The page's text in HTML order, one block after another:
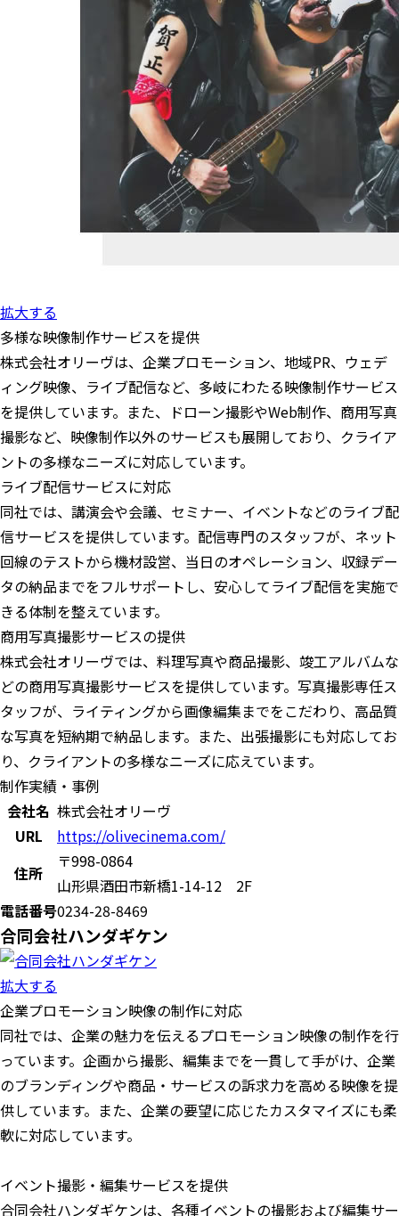
拡大する
多様な映像制作サービスを提供
株式会社オリーヴは、企業プロモーション、地域PR、ウェデ
ィング映像、ライブ配信など、多岐にわたる映像制作サービス
を提供しています。また、ドローン撮影やWeb制作、商用写真
撮影など、映像制作以外のサービスも展開しており、クライア
ントの多様なニーズに対応しています。
ライブ配信サービスに対応
同社では、講演会や会議、セミナー、イベントなどのライブ配
信サービスを提供しています。配信専門のスタッフが、ネット
回線のテストから機材設営、当日のオペレーション、収録デー
タの納品までをフルサポートし、安心してライブ配信を実施で
きる体制を整えています。
商用写真撮影サービスの提供
株式会社オリーヴでは、料理写真や商品撮影、竣工アルバムな
どの商用写真撮影サービスを提供しています。写真撮影専任ス
タッフが、ライティングから画像編集までをこだわり、高品質
な写真を短納期で納品します。また、出張撮影にも対応してお
り、クライアントの多様なニーズに応えています。
制作実績・事例
会社名 株式会社オリーヴ
URL
https://olivecinema.com/
住所
〒998-0864
山形県酒田市新橋1-14-12 2F
電話番号0234-28-8469
合同会社ハンダギケン
拡大する
企業プロモーション映像の制作に対応
同社では、企業の魅力を伝えるプロモーション映像の制作を行
っています。企画から撮影、編集までを一貫して手がけ、企業
のブランディングや商品・サービスの訴求力を高める映像を提
供しています。また、企業の要望に応じたカスタマイズにも柔
軟に対応しています。
イベント撮影・編集サービスを提供
合同会社ハンダギケンは、各種イベントの撮影および編集サー